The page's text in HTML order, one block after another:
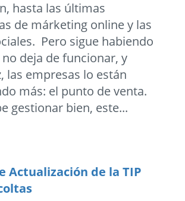
hasta las últimas
de márketing online y las
Pero sigue habiendo
deja de funcionar, y
las empresas lo están
más: el punto de venta.
gestionar bien, este...
Actualización de la TIP